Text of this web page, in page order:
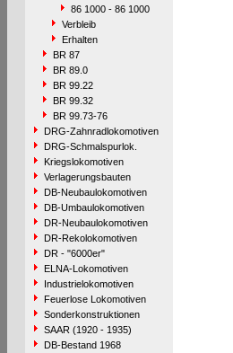
86 1000 - 86 1000
Verbleib
Erhalten
BR 87
BR 89.0
BR 99.22
BR 99.32
BR 99.73-76
DRG-Zahnradlokomotiven
DRG-Schmalspurlok.
Kriegslokomotiven
Verlagerungsbauten
DB-Neubaulokomotiven
DB-Umbaulokomotiven
DR-Neubaulokomotiven
DR-Rekolokomotiven
DR - "6000er"
ELNA-Lokomotiven
Industrielokomotiven
Feuerlose Lokomotiven
Sonderkonstruktionen
SAAR (1920 - 1935)
DB-Bestand 1968